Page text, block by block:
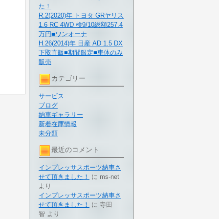
た！
R.2(2020)年 トヨタ GRヤリス
1.6 RC 4WD 検9/10総額257.4
万円■ワンオーナ
H.26(2014)年 日産 AD 1.5 DX
下取直販■期間限定■車体のみ
販売
カテゴリー
サービス
ブログ
納車ギャラリー
新着在庫情報
未分類
最近のコメント
インプレッサスポーツ納車さ
せて頂きました！
に ms-net
より
インプレッサスポーツ納車さ
せて頂きました！
に 寺田
智 より